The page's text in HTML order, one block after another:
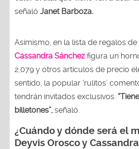
señaló Janet Barboza.
Asimismo, en la lista de regalos de
Cassandra Sánchez figura un
2,079 y otros artículos de precio
sentido, la popular ‘rulitos’
tendrán invitados exclusivos.
billetones”, señaló.
¿Cuándo y dónde será el
Deyvis Orosco y